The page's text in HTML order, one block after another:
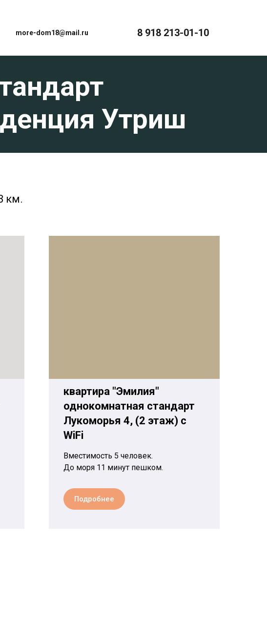
more-dom18@mail.ru 8 918 213-01-10
Утриш
км.
квартира "Эмилия"
однокомнатная стандарт
Лукоморья 4, (2 этаж) с
WiFi
Вместимость 5 человек.
До моря 11 минут пешком.
Подробнее